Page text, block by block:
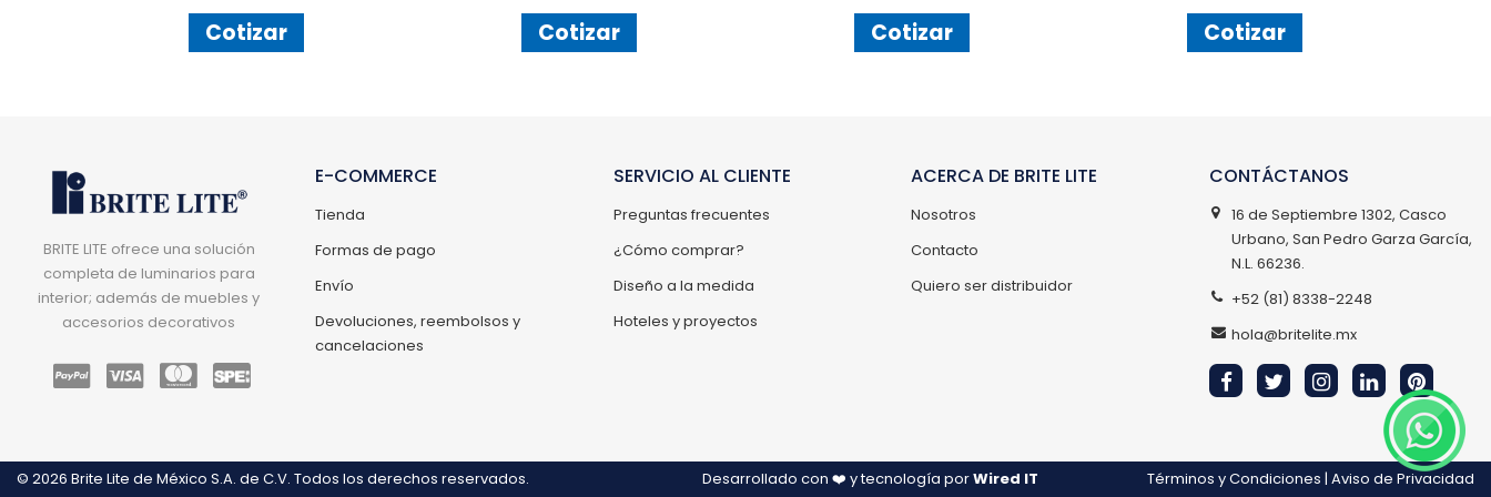
Cotizar Cotizar Cotizar Cotizar
BRITE LITE ofrece una solución
completa de luminarios para
interior; además de muebles y
accesorios decorativos
E-COMMERCE
Tienda
Formas de pago
Envío
Devoluciones, reembolsos y
cancelaciones
SERVICIO AL CLIENTE
Preguntas frecuentes
¿Cómo comprar?
Diseño a la medida
Hoteles y proyectos
ACERCA DE BRITE LITE
Nosotros
Contacto
Quiero ser distribuidor
CONTÁCTANOS
16 de Septiembre 1302, Casco
Urbano, San Pedro Garza García,
N.L. 66236.
+52 (81) 8338-2248
hola@britelite.mx
© 2026 Brite Lite de México S.A. de C.V. Todos los derechos reservados. Desarrollado con ❤️ y tecnología porWired IT Términos y Condiciones | Aviso de Privacidad